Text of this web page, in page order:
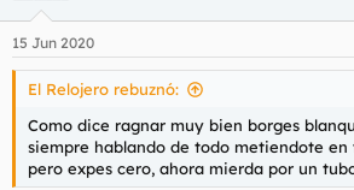
15 Jun 2020
El Relojero rebuznó:
Como dice ragnar muy bien borges
siempre hablando de todo metiendote en
pero expes cero, ahora mierda por un